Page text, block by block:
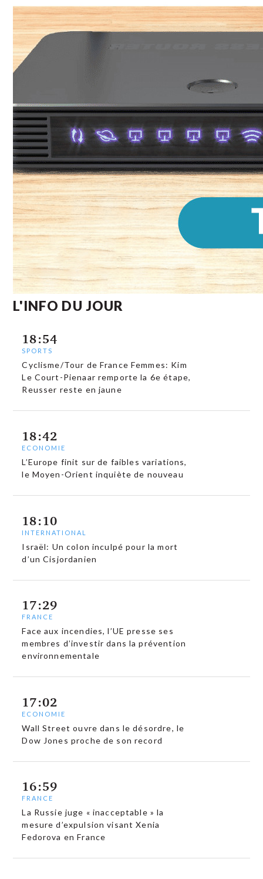
L'INFO DU JOUR
18:54
SPORTS
Cyclisme/Tour de France Femmes: Kim
Le Court-Pienaar remporte la 6e étape,
Reusser reste en jaune
18:42
ECONOMIE
L’Europe finit sur de faibles variations,
le Moyen-Orient inquiète de nouveau
18:10
INTERNATIONAL
Israël: Un colon inculpé pour la mort
d’un Cisjordanien
17:29
FRANCE
Face aux incendies, l’UE presse ses
membres d’investir dans la prévention
environnementale
17:02
ECONOMIE
Wall Street ouvre dans le désordre, le
Dow Jones proche de son record
16:59
FRANCE
La Russie juge « inacceptable » la
mesure d’expulsion visant Xenia
Fedorova en France